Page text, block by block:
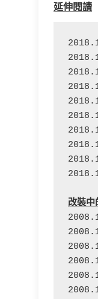
延伸閱讀
改裝中